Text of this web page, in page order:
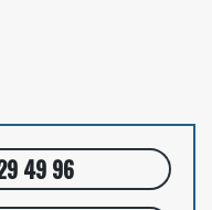
49 96